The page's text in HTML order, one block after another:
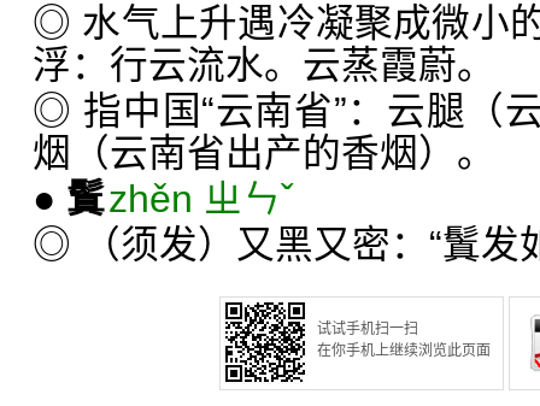
◎ 水气上升遇冷凝聚成微小
浮：行云流水。云蒸霞蔚。
◎ 指中国“云南省”：云腿（
烟（云南省出产的香烟）。
● 鬒zhěn ㄓㄣˇ
◎ （须发）又黑又密：“鬒发
试试手机扫一扫
在你手机上继续浏览此页面